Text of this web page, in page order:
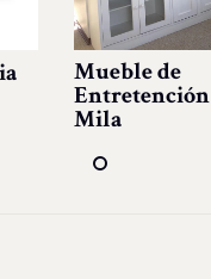
Mueble de
Entretención
Mila